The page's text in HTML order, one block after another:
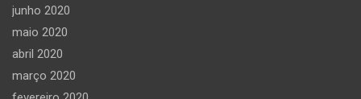
junho 2020
maio 2020
abril 2020
março 2020